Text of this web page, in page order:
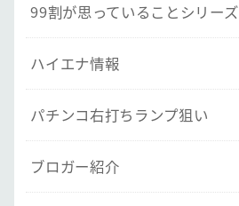
99割が思っていることシリーズ
ハイエナ情報
パチンコ右打ちランプ狙い
ブロガー紹介